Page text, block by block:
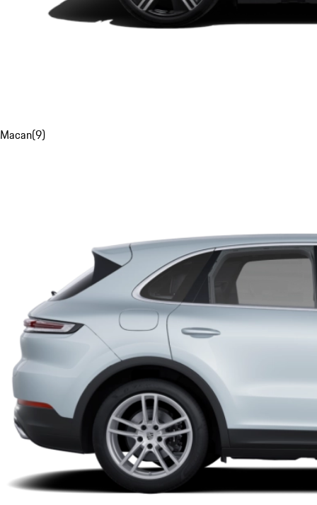
Macan(9)